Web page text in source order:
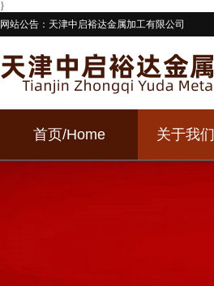
}
网站公告：天津中启裕达金属加工有限公司
首页/Home 关于我们